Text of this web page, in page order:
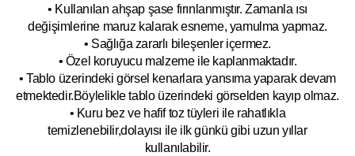
• Kullanılan ahşap şase fırınlanmıştır. Zamanla ısı
değişimlerine maruz kalarak esneme, yamulma yapmaz.
• Sağlığa zararlı bileşenler içermez.
• Özel koruyucu malzeme ile kaplanmaktadır.
• Tablo üzerindeki görsel kenarlara yansıma yaparak devam
etmektedir.Böylelikle tablo üzerindeki görselden kayıp olmaz.
• Kuru bez ve hafif toz tüyleri ile rahatlıkla
temizlenebilir,dolayısı ile ilkgünkü gibi uzun yıllar
kullanılabilir.